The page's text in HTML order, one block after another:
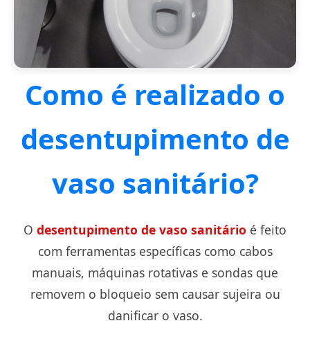
Como é realizado o
desentupimento de
vaso sanitário?
O desentupimento de vaso sanitário é feito
com ferramentas específicas como cabos
manuais, máquinas rotativas e sondas que
removem o bloqueio sem causar sujeira ou
danificar o vaso.